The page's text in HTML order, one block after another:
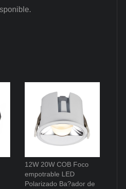
12W 20W COB Foco
empotrable LED
Polarizado Ba?ador de